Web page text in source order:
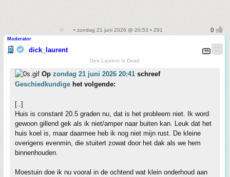
• zondag 21 juni 2026 @ 20:53 • 291
Moderator
dick_laurent
Dick Laurent Is Dead
Op zondag 21 juni 2026 20:41 schreef
Geschiedkundige het volgende:
[..]
Huis is constant 20.5 graden nu, dat is het probleem niet. Ik word
gewoon gillend gek als ik niet/amper naar buiten kan. Leuk dat het
huis koel is, maar daarmee heb ik nog niet mijn rust. De kleine
overigens evenmin, die stuitert zowat door het dak als we hem
binnenhouden.
Moestuin doe ik nu vooral in de ochtend wat klein onderhoud aan